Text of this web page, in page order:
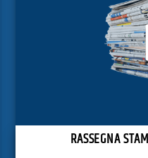
RASSEGNA